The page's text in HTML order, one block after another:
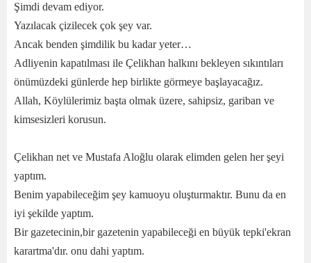
Şimdi devam ediyor.
Yazılacak çizilecek çok şey var.
Ancak benden şimdilik bu kadar yeter…
Adliyenin kapatılması ile Çelikhan halkını bekleyen sıkıntıları
önümüzdeki günlerde hep birlikte görmeye başlayacağız.
Allah, Köylülerimiz başta olmak üzere, sahipsiz, gariban ve
kimsesizleri korusun.
Çelikhan net ve Mustafa Aloğlu olarak elimden gelen her şeyi
yaptım.
Benim yapabileceğim şey kamuoyu oluşturmaktır. Bunu da en
iyi şekilde yaptım.
Bir gazetecinin,bir gazetenin yapabileceği en büyük tepki'ekran
karartma'dır. onu dahi yaptım.